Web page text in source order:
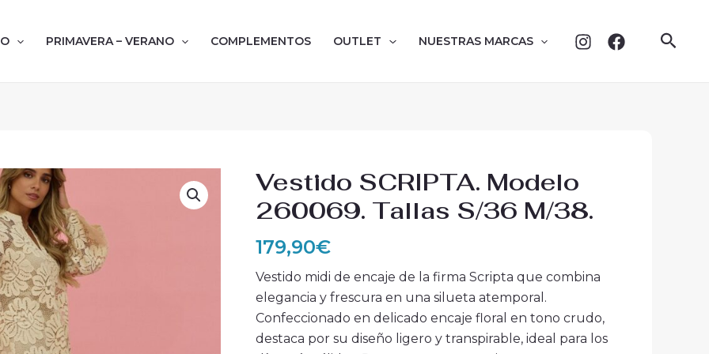
PRIMAVERA – VERANO COMPLEMENTOS OUTLET NUESTRAS MARCAS
Vestido SCRIPTA. Modelo
260069. Tallas S/36 M/38.
179,90€
Vestido midi de encaje de la firma Scripta que combina
elegancia y frescura en una silueta atemporal.
Confeccionado en delicado encaje floral en tono crudo,
destaca por su diseño ligero y transpirable, ideal para los